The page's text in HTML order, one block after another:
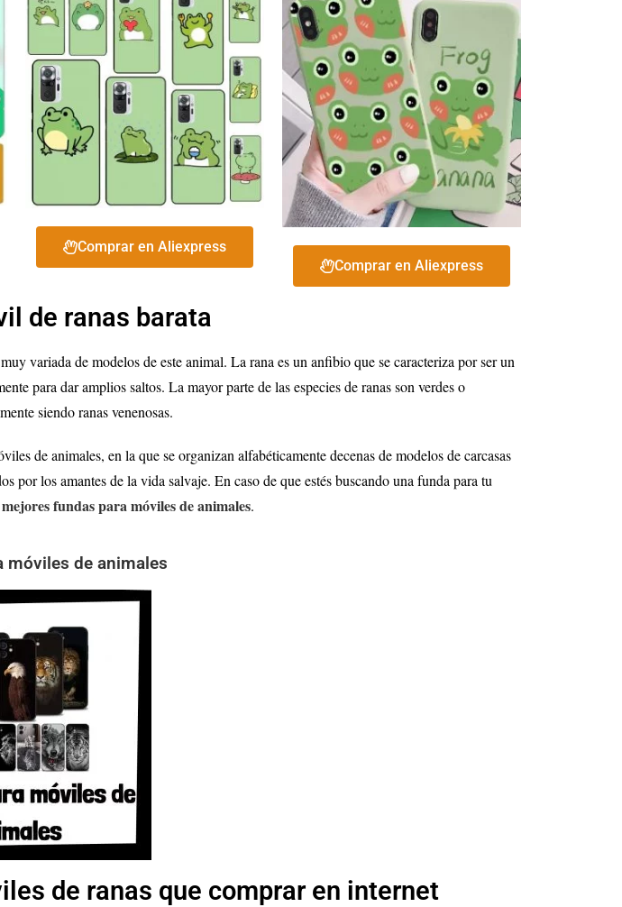
Comprar en Aliexpress
Comprar en Aliexpress
de ranas barata
variada de modelos de este animal. La rana es un anfibio que se caracteriza por ser un
para dar amplios saltos. La mayor parte de las especies de ranas son verdes o
siendo ranas venenosas.
de animales, en la que se organizan alfabéticamente decenas de modelos de carcasas
los amantes de la vida salvaje. En caso de que estés buscando una funda para tu
fundas para móviles de animales.
móviles de animales
de ranas que comprar en internet